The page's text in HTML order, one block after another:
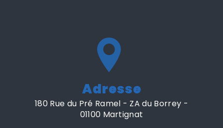
Adresse
180 Rue du Pré Ramel - ZA du Borrey -
01100 Martignat